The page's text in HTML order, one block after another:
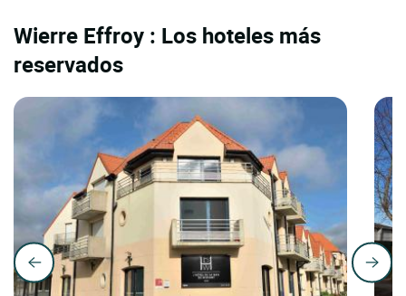
Wierre Effroy : Los hoteles más
reservados